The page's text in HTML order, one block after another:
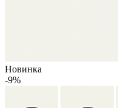
Новинка
-9%